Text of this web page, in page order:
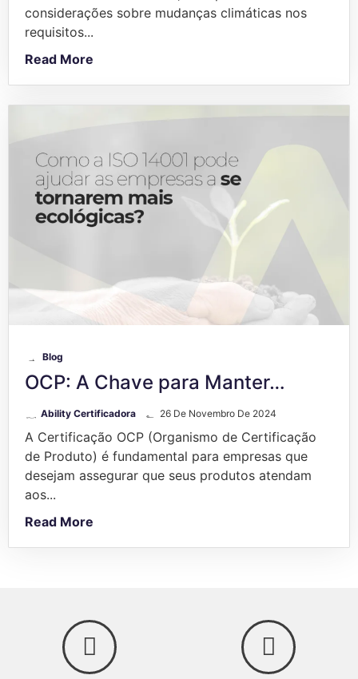
considerações sobre mudanças climáticas nos
requisitos...
Read More
Blog
OCP: A Chave para Manter…
Ability Certificadora 26 De Novembro De 2024
A Certificação OCP (Organismo de Certificação
de Produto) é fundamental para empresas que
desejam assegurar que seus produtos atendam
aos...
Read More